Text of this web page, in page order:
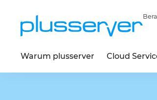
Warum plusserver Cloud